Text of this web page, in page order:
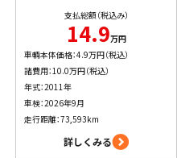
支払総額（税込み）
14.9万円
車輌本体価格：4.9万円（税込）
諸費用：10.0万円（税込）
年式：2011年
車検：2026年9月
走行距離：73,593km
詳しくみる